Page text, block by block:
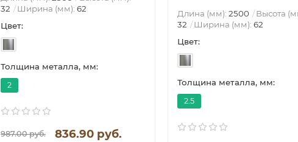
32
Ширина (мм): 62
Цвет:
Толщина металла, мм:
2
987.00 руб. 836.90 руб.
Длина (мм): 2500
Высота
32
Ширина (мм): 62
Цвет:
Толщина металла, мм:
2.5